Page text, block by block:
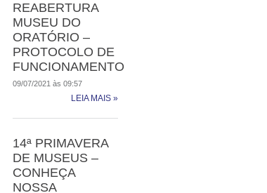
REABERTURA
MUSEU DO
ORATÓRIO –
PROTOCOLO DE
FUNCIONAMENTO
09/07/2021 às 09:57
LEIA MAIS »
14ª PRIMAVERA
DE MUSEUS –
CONHEÇA
NOSSA